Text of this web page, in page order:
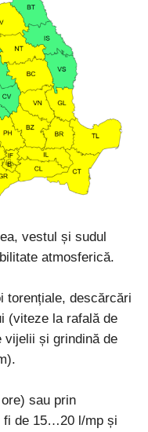
vestul și sudul
atmosferică.
torențiale, descărcări
(viteze la rafală de
și grindină de
sau prin
fi de 15…20 l/mp și